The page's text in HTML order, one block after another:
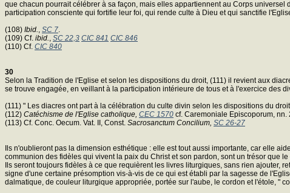
que chacun pourrait célébrer à sa façon, mais elles appartiennent au Corps
participation consciente qui fortifie leur foi, qui rende culte à Dieu et qui sanctifie
(108) Ibid., SC 7.
(109) Cf. ibid., SC 22,3 CIC 841 CIC 846
(110) Cf. CIC 840
30
Selon la Tradition de l'Eglise et selon les dispositions du droit, (111) il revient aux
se trouve engagée, en veillant à la participation intérieure de tous et à l'exercice des
(111) " Les diacres ont part à la célébration du culte divin selon les dispositions du
(112) Catéchisme de l'Eglise catholique, CEC 1570 cf. Caremoniale Episcoporum, nn.
(113) Cf. Conc. Oecum. Vat. II, Const. Sacrosanctum Concilium, SC 26-27
Ils n'oublieront pas la dimension esthétique : elle est tout aussi importante, car elle
communion des fidèles qui vivent la paix du Christ et son pardon, sont un trésor que
Ils seront toujours fidèles à ce que requièrent les livres liturgiques, sans rien ajouter,
signe d'une certaine présomption vis-à-vis de ce qui est établi par la sagesse de
dalmatique, de couleur liturgique appropriée, portée sur l'aube, le cordon et l'étole, "